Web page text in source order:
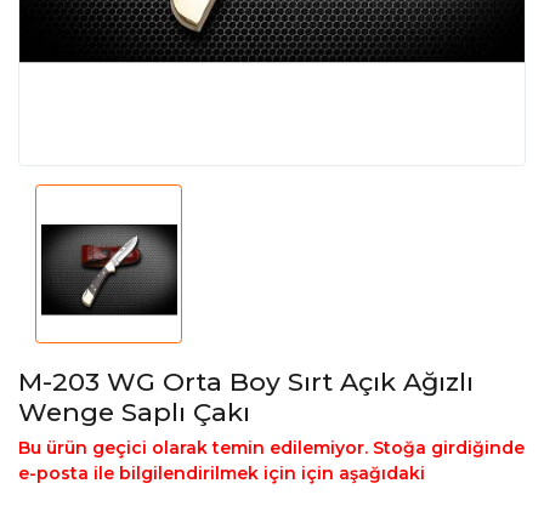
M-203 WG Orta Boy Sırt Açık Ağızlı
Wenge Saplı Çakı
Bu ürün geçici olarak temin edilemiyor. Stoğa girdiğinde
e-posta ile bilgilendirilmek için için aşağıdaki